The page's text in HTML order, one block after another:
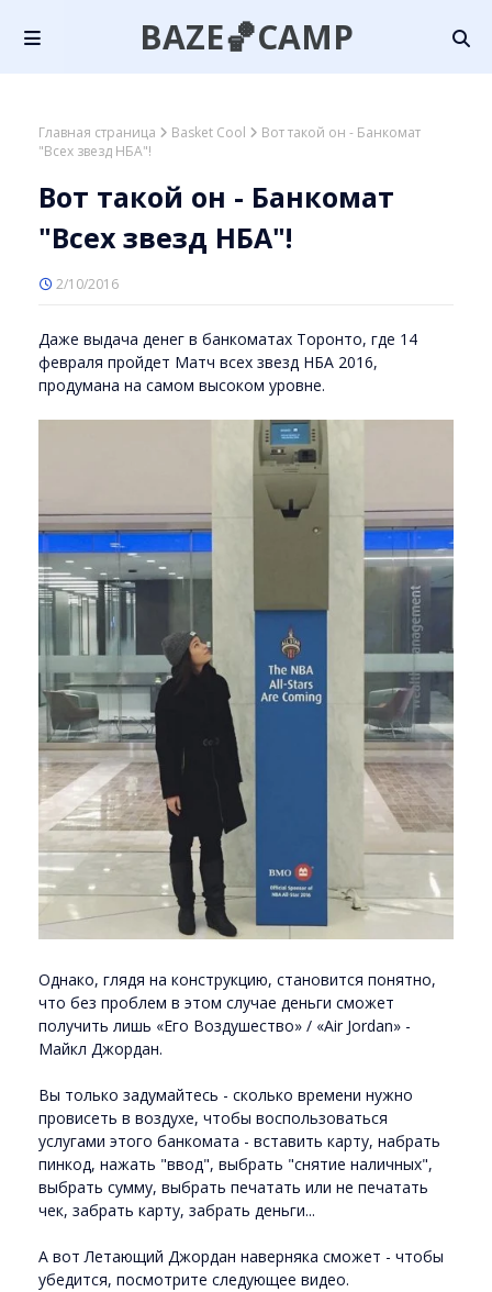
BAZE🏀CAMP
Главная страница Basket Cool
Вот такой он - Банкомат
"Всех звезд НБА"!
Вот такой он - Банкомат
"Всех звезд НБА"!
2/10/2016
Даже выдача денег в банкоматах Торонто, где 14
февраля пройдет Матч всех звезд НБА 2016,
продумана на самом высоком уровне.
Однако, глядя на конструкцию, становится понятно,
что без проблем в этом случае деньги сможет
получить лишь «Его Воздушество» / «Air Jordan» -
Майкл Джордан.
Вы только задумайтесь - сколько времени нужно
провисеть в воздухе, чтобы воспользоваться
услугами этого банкомата - вставить карту, набрать
пинкод, нажать "ввод", выбрать "снятие наличных",
выбрать сумму, выбрать печатать или не печатать
чек, забрать карту, забрать деньги...
А вот Летающий Джордан наверняка сможет - чтобы
убедится, посмотрите следующее видео.